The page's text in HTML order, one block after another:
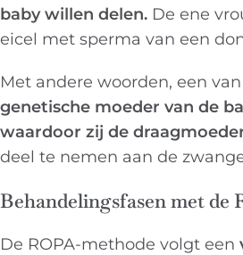
baby willen delen. De ene
eicel met sperma van een
Met andere woorden, een
genetische moeder van de
waardoor zij de
deel te nemen aan de
Behandelingsfasen met de
De ROPA-methode volgt een